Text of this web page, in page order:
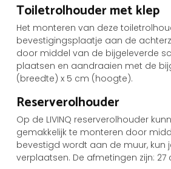
Toiletrolhouder met klep
Het monteren van deze
bevestigingsplaatje aan de
door middel van de bijgeleverde
plaatsen en aandraaien met de
(breedte) x 5 cm (hoogte).
Reserverolhouder
Op de LIVINQ reserverolhouder
gemakkelijk te monteren door
bevestigd wordt aan de muur, kun
verplaatsen. De afmetingen zijn: